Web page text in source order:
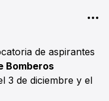
de aspirantes
Bomberos
3 de diciembre y el